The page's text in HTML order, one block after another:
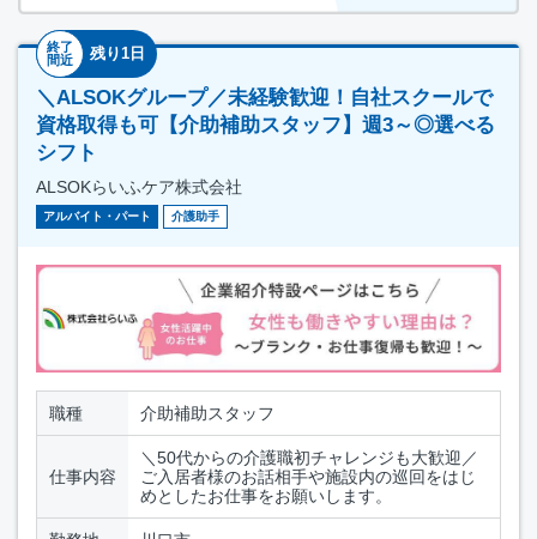
終了
間近
残り1日
＼ALSOKグループ／未経験歓迎！自社スクールで
資格取得も可【介助補助スタッフ】週3～◎選べる
シフト
ALSOKらいふケア株式会社
アルバイト・パート 介護助手
職種 介助補助スタッフ
仕事内容
＼50代からの介護職初チャレンジも大歓迎／
ご入居者様のお話相手や施設内の巡回をはじ
めとしたお仕事をお願いします。